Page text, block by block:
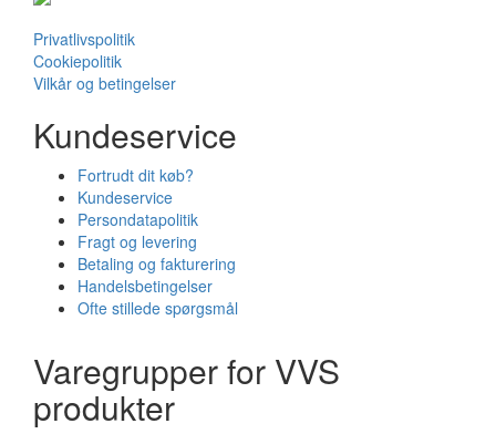
Privatlivspolitik
Cookiepolitik
Vilkår og betingelser
Kundeservice
Fortrudt dit køb?
Kundeservice
Persondatapolitik
Fragt og levering
Betaling og fakturering
Handelsbetingelser
Ofte stillede spørgsmål
Varegrupper for VVS
produkter